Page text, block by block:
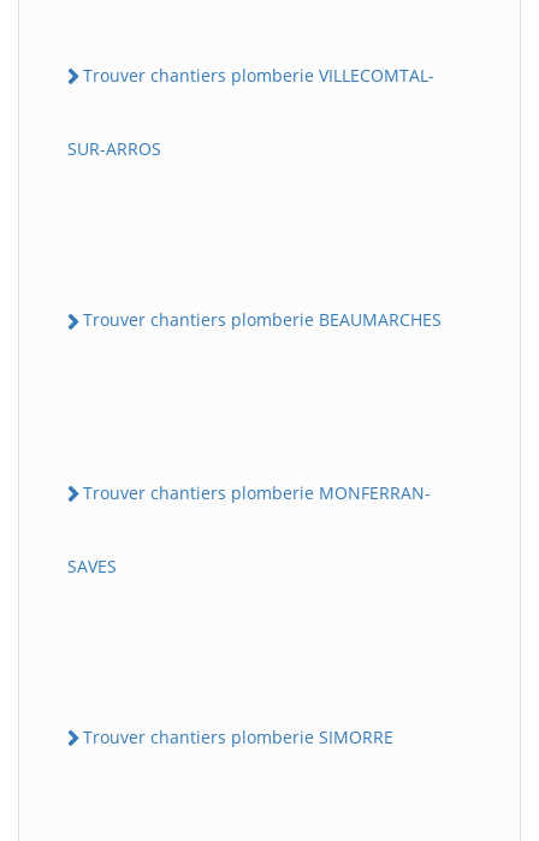
Trouver chantiers plomberie VILLECOMTAL-
SUR-ARROS
Trouver chantiers plomberie BEAUMARCHES
Trouver chantiers plomberie MONFERRAN-
SAVES
Trouver chantiers plomberie SIMORRE